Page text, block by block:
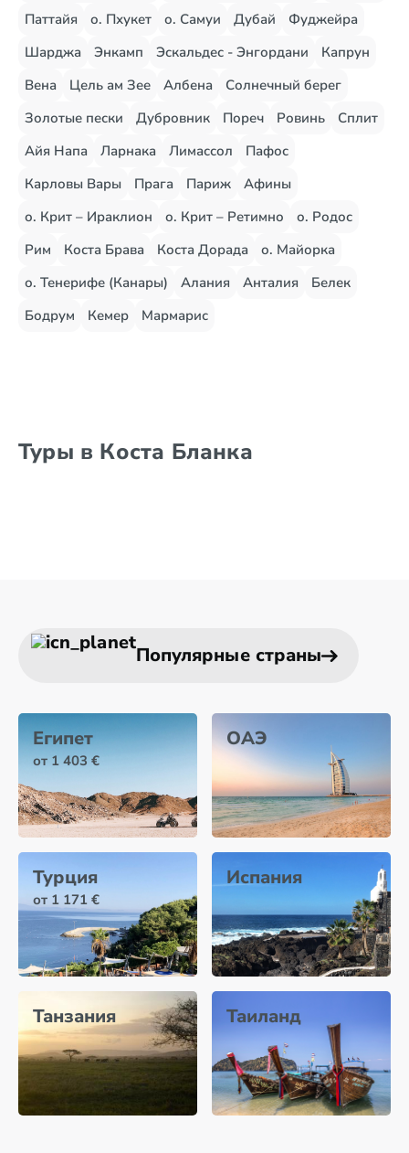
Паттайя
о. Пхукет о. Самуи Дубай
Фуджейра
Шарджа
Энкамп Эскальдес - Энгордани
Капрун
Вена
Цель ам Зее Албена
Солнечный берег
Золотые пески
Дубровник Пореч Ровинь
Сплит
Айя Напа
Ларнака Лимассол
Пафос
Карловы Вары
Прага Париж
Афины
о. Крит – Ираклион
о. Крит – Ретимно
о. Родос
Рим
Коста Брава Коста Дорада
о. Майорка
о. Тенерифе (Канары)
Алания Анталия
Белек
Бодрум
Кемер Мармарис
Туры в Коста Бланка
Популярные страны
Египет
от 1 403 €
ОАЭ
Турция
от 1 171 €
Испания
Танзания Таиланд